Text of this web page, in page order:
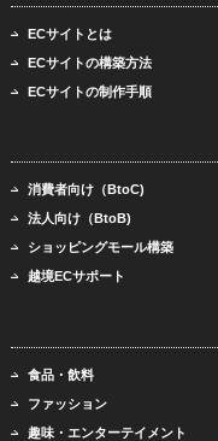
ECサイトとは
ECサイトの構築方法
ECサイトの制作手順
消費者向け（BtoC)
法人向け（BtoB)
ショッピングモール構築
越境ECサポート
食品・飲料
ファッション
趣味・エンターテイメント